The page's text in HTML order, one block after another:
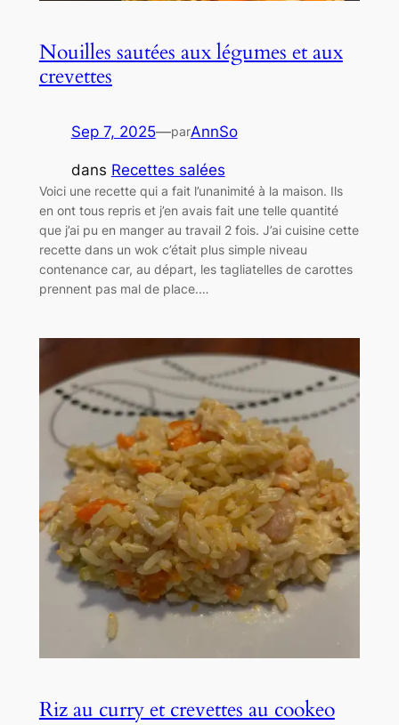
Nouilles sautées aux légumes et aux
crevettes
Sep 7, 2025—parAnnSo
dans Recettes salées
Voici une recette qui a fait l’unanimité à la maison. Ils
en ont tous repris et j’en avais fait une telle quantité
que j’ai pu en manger au travail 2 fois. J’ai cuisine cette
recette dans un wok c’était plus simple niveau
contenance car, au départ, les tagliatelles de carottes
prennent pas mal de place.…
Riz au curry et crevettes au cookeo